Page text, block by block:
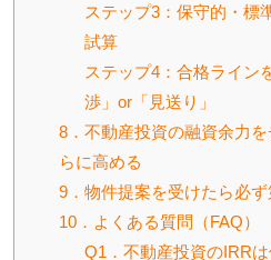
ステップ3：保守的・標
試算
ステップ4：合格ライン
渉」or「見送り」
8．不動産投資の融資余力
らに高める
9．物件提案を受けたら必
10．よくある質問（FAQ）
Q1．不動産投資のIRR